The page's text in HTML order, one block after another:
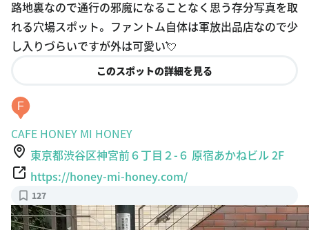
れる穴場スポット。 ファントム自体は軍放出品店なので少
し入りづらいですが外は可愛い💘
このスポットの詳細を見る
CAFE HONEY MI HONEY
東京都渋谷区神宮前６丁目２-６ 原宿あかねビル 2F
https://honey-mi-honey.com/
127